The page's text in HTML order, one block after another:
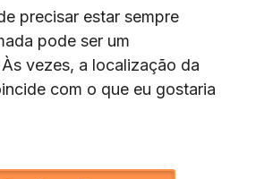
precisar estar sempre
pode ser um
vezes, a localização da
com o que eu gostaria